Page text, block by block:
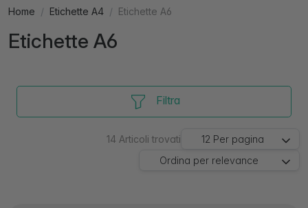
Home Etichette A4 Etichette A6
Etichette A6
Filtra
14 Articoli trovati 12 Per pagina
Ordina per relevance